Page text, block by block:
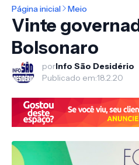
Página inicial Meio
Vinte
Bolsonaro
porInfo São Desidério
Publicado em:18.2.20